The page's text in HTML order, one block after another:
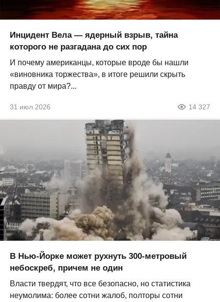
Инцидент Вела — ядерный взрыв, тайна
которого не разгадана до сих пор
И почему американцы, которые вроде бы нашли
«виновника торжества», в итоге решили скрыть
правду от мира?...
31 июл 2026 14 327
В Нью-Йорке может рухнуть 300-метровый
небоскреб, причем не один
Власти твердят, что все безопасно, но статистика
неумолима: более сотни жалоб, полторы сотни